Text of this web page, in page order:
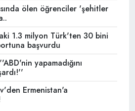
ölen öğrenciler 'şehitler
1.3 milyon Türk'ten 30 bini
başvurdu
yapamadığını
Ermenistan'a